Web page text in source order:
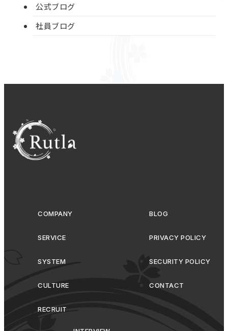
公式ブログ
社員ブログ
COMPANY
SERVICE
SYSTEM
CULTURE
RECRUIT
BLOG
PRIVACY POLICY
SECURITY POLICY
CONTACT